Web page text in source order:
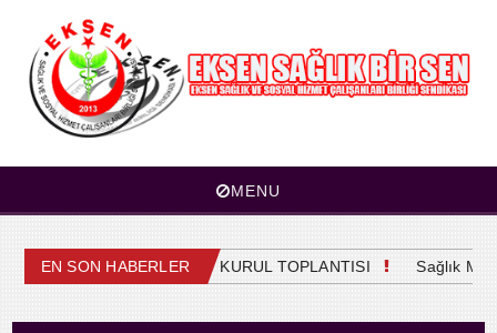
MENU
EN SON HABERLER
4. OLAĞAN GENEL KURUL TOPLANTISI Sağlık